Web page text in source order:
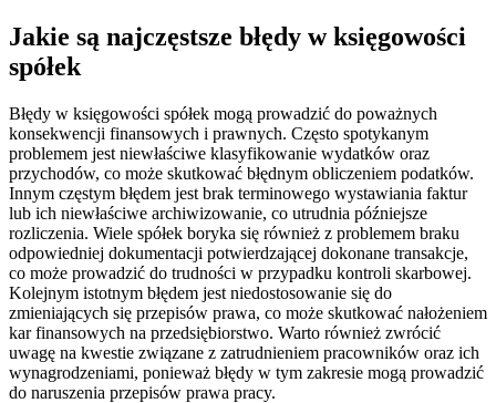
Jakie są najczęstsze błędy w księgowości
spółek
Błędy w księgowości spółek mogą prowadzić do poważnych
konsekwencji finansowych i prawnych. Często spotykanym
problemem jest niewłaściwe klasyfikowanie wydatków oraz
przychodów, co może skutkować błędnym obliczeniem podatków.
Innym częstym błędem jest brak terminowego wystawiania faktur
lub ich niewłaściwe archiwizowanie, co utrudnia późniejsze
rozliczenia. Wiele spółek boryka się również z problemem braku
odpowiedniej dokumentacji potwierdzającej dokonane transakcje,
co może prowadzić do trudności w przypadku kontroli skarbowej.
Kolejnym istotnym błędem jest niedostosowanie się do
zmieniających się przepisów prawa, co może skutkować nałożeniem
kar finansowych na przedsiębiorstwo. Warto również zwrócić
uwagę na kwestie związane z zatrudnieniem pracowników oraz ich
wynagrodzeniami, ponieważ błędy w tym zakresie mogą prowadzić
do naruszenia przepisów prawa pracy.